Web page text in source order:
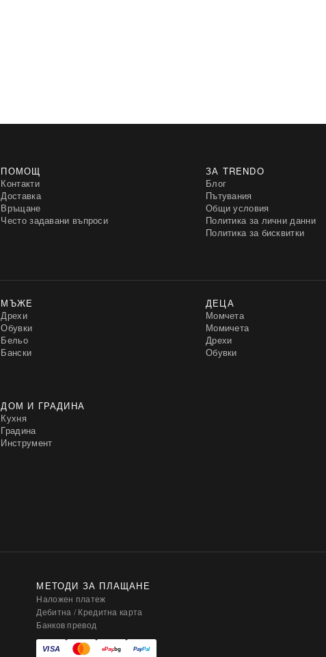
ПОМОЩ
Контакти
Доставка
Връщане
Често задавани въпроси
ЗА TRENDO
Блог
Пътувания
Общи условия
Политика за лични данни
Политика за бисквитки
МЪЖЕ
Дрехи
Обувки
Бельо
Бански
ДЕЦА
Момчета
Момичета
Дрехи
Обувки
ДОМ И ГРАДИНА
Кухня
Градина
Инструмент
МЕТОДИ ЗА ПЛАЩАНЕ
Наложен платеж
Дебитна / Кредитна карта
Банков превод